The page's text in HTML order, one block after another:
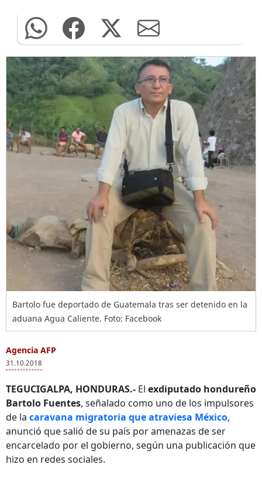
Bartolo fue deportado de Guatemala tras ser detenido en la
aduana Agua Caliente. Foto: Facebook
Agencia AFP
31.10.2018
TEGUCIGALPA, HONDURAS.- El exdiputado hondureño
Bartolo Fuentes, señalado como uno de los impulsores
de la caravana migratoria que atraviesa México,
anunció que salió de su país por amenazas de ser
encarcelado por el gobierno, según una publicación que
hizo en redes sociales.